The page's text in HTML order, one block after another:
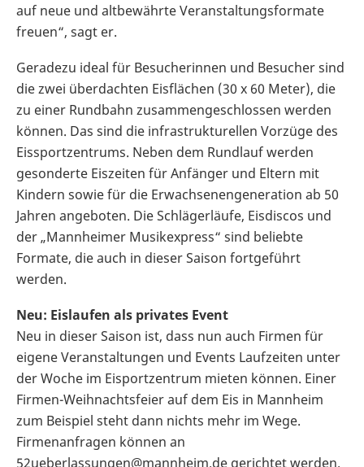
auf neue und altbewährte Veranstaltungsformate
freuen“, sagt er.
Geradezu ideal für Besucherinnen und Besucher sind
die zwei überdachten Eisflächen (30 x 60 Meter), die
zu einer Rundbahn zusammengeschlossen werden
können. Das sind die infrastrukturellen Vorzüge des
Eissportzentrums. Neben dem Rundlauf werden
gesonderte Eiszeiten für Anfänger und Eltern mit
Kindern sowie für die Erwachsenengeneration ab 50
Jahren angeboten. Die Schlägerläufe, Eisdiscos und
der „Mannheimer Musikexpress“ sind beliebte
Formate, die auch in dieser Saison fortgeführt
werden.
Neu: Eislaufen als privates Event
Neu in dieser Saison ist, dass nun auch Firmen für
eigene Veranstaltungen und Events Laufzeiten unter
der Woche im Eisportzentrum mieten können. Einer
Firmen-Weihnachtsfeier auf dem Eis in Mannheim
zum Beispiel steht dann nichts mehr im Wege.
Firmenanfragen können an
52ueberlassungen@mannheim.de gerichtet werden.